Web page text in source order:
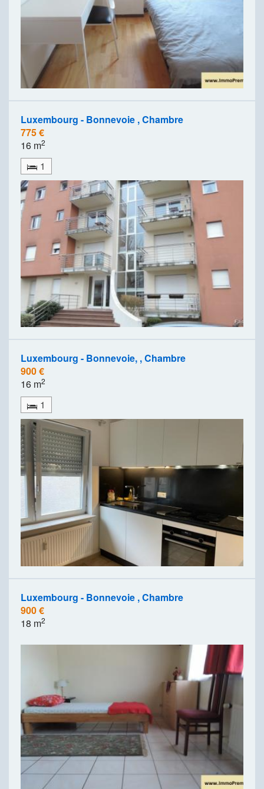
Luxembourg - Bonnevoie , Chambre
775 €
16 m2
1
Luxembourg - Bonnevoie, , Chambre
900 €
16 m2
1
Luxembourg - Bonnevoie , Chambre
900 €
18 m2